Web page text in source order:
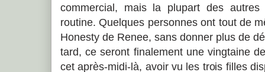
commercial, mais la plupart des
routine. Quelques personnes ont tout de
Honesty de Renee, sans donner plus de
tard, ce seront finalement une vingtaine
cet après-midi-là, avoir vu les trois filles